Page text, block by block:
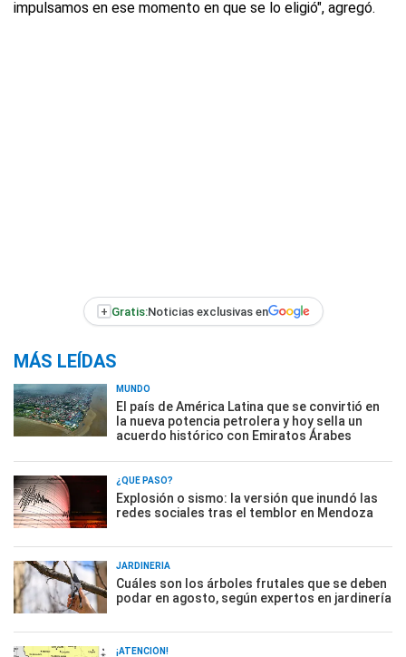
impulsamos en ese momento en que se lo eligió", agregó.
+ Gratis:Noticias exclusivas en
MÁS LEÍDAS
MUNDO
El país de América Latina que se convirtió en
la nueva potencia petrolera y hoy sella un
acuerdo histórico con Emiratos Árabes
¿QUÉ PASÓ?
Explosión o sismo: la versión que inundó las
redes sociales tras el temblor en Mendoza
JARDINERÍA
Cuáles son los árboles frutales que se deben
podar en agosto, según expertos en jardinería
¡ATENCIÓN!